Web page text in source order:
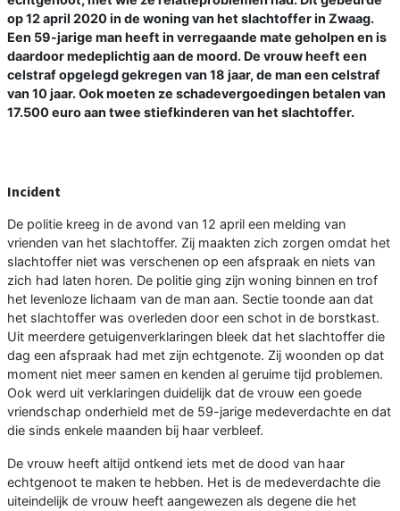
op 12 april 2020 in de woning van het slachtoffer in Zwaag.
Een 59-jarige man heeft in verregaande mate geholpen en is
daardoor medeplichtig aan de moord. De vrouw heeft een
celstraf opgelegd gekregen van 18 jaar, de man een celstraf
van 10 jaar. Ook moeten ze schadevergoedingen betalen van
17.500 euro aan twee stiefkinderen van het slachtoffer.
Incident
De politie kreeg in de avond van 12 april een melding van
vrienden van het slachtoffer. Zij maakten zich zorgen omdat het
slachtoffer niet was verschenen op een afspraak en niets van
zich had laten horen. De politie ging zijn woning binnen en trof
het levenloze lichaam van de man aan. Sectie toonde aan dat
het slachtoffer was overleden door een schot in de borstkast.
Uit meerdere getuigenverklaringen bleek dat het slachtoffer die
dag een afspraak had met zijn echtgenote. Zij woonden op dat
moment niet meer samen en kenden al geruime tijd problemen.
Ook werd uit verklaringen duidelijk dat de vrouw een goede
vriendschap onderhield met de 59-jarige medeverdachte en dat
die sinds enkele maanden bij haar verbleef.
De vrouw heeft altijd ontkend iets met de dood van haar
echtgenoot te maken te hebben. Het is de medeverdachte die
uiteindelijk de vrouw heeft aangewezen als degene die het